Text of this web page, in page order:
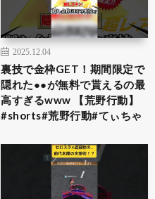
2025.12.04
裏技で金枠GET！期間限定で
隠れた●●が無料で貰えるの最
高すぎるwww 【荒野行動】
#shorts#荒野行動#てぃちゃ